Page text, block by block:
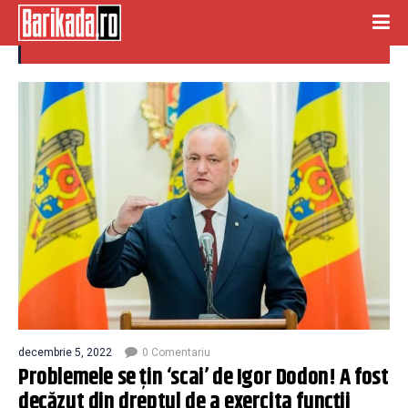
decazut din drepturi
decembrie 5, 2022 0 Comentariu
Problemele se țin ‘scai’ de Igor Dodon! A fost